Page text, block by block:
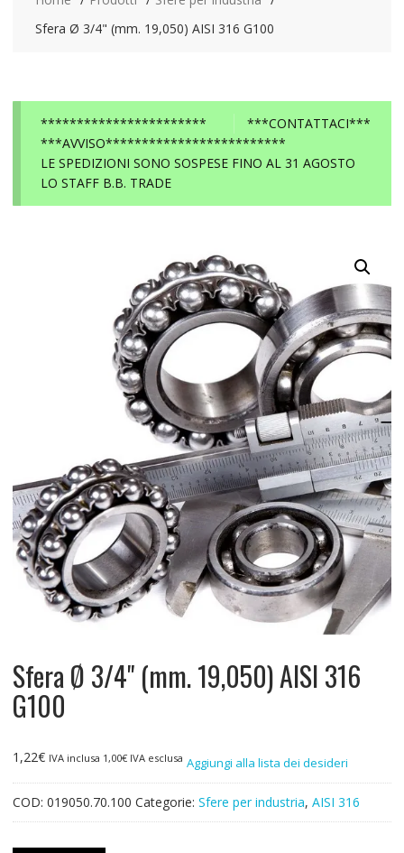
Sfera Ø 3/4" (mm. 19,050) AISI 316 G100
***CONTATTACI***
***********************
***AVVISO*************************
LE SPEDIZIONI SONO SOSPESE FINO AL 31 AGOSTO
LO STAFF B.B. TRADE
Sfera Ø 3/4" (mm. 19,050) AISI 316
G100
1,22€ IVA inclusa 1,00€IVA esclusa Aggiungi alla lista dei desideri
COD: 019050.70.100 Categorie: Sfere per industria, AISI 316